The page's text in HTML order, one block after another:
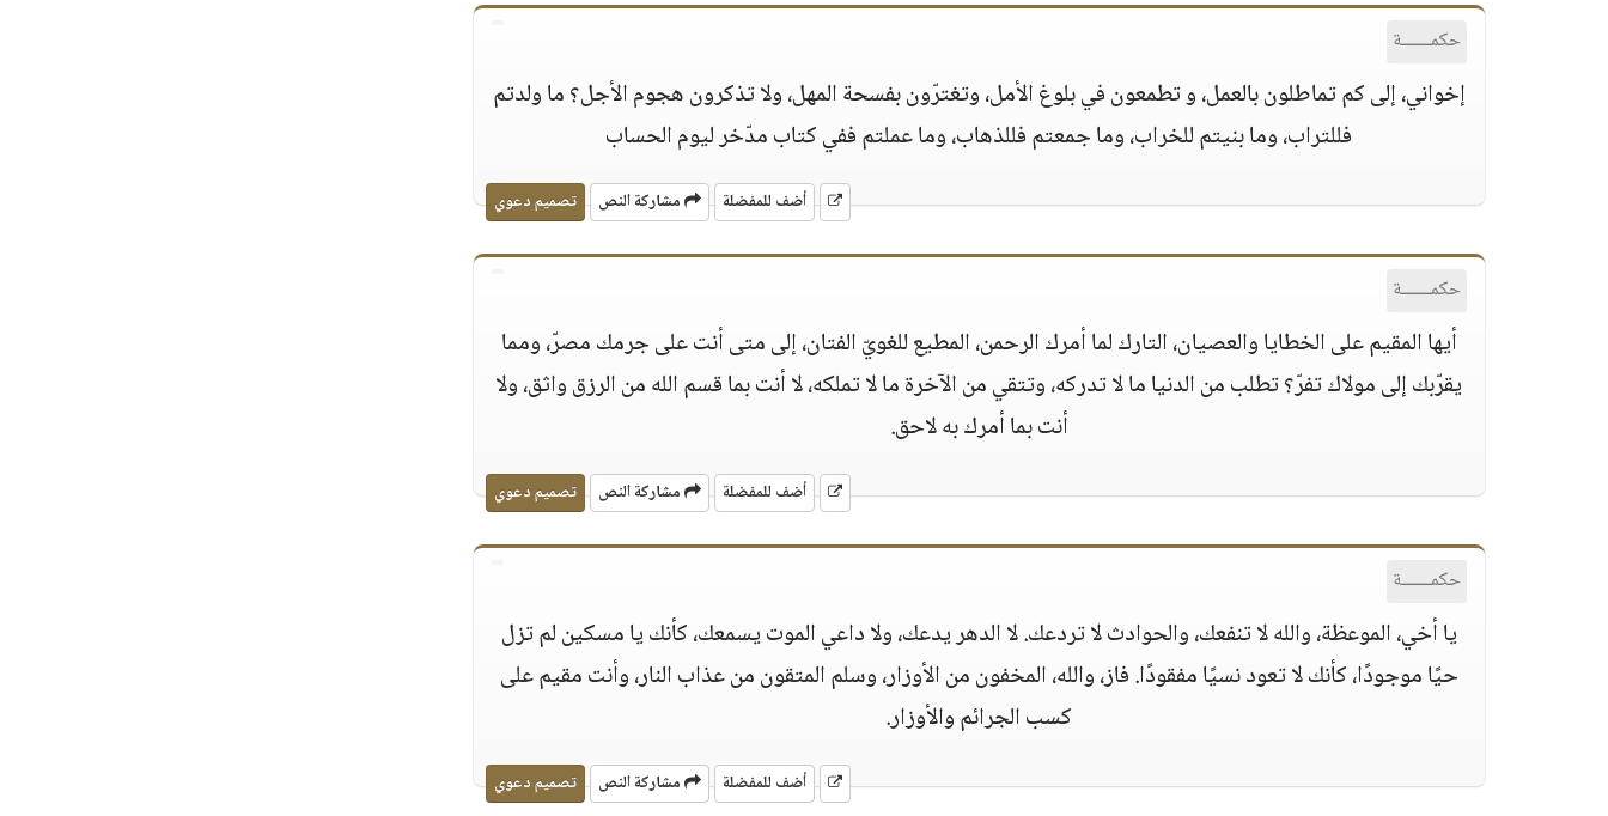
حكمــــــة
إخواني، إلى كم تماطلون بالعمل، و تطمعون في بلوغ الأمل، وتغترّون بفسحة المهل، ولا تذكرون هجوم الأجل‏؟‏ ما ولدتم
فللتراب، وما بنيتم للخراب، وما جمعتم فللذهاب، وما عملتم ففي كتاب مدّخر ليوم الحساب‏
أضف للمفضلة مشاركة النص تصميم دعوي
حكمــــــة
أيها المقيم على الخطايا والعصيان، التارك لما أمرك الرحمن، المطيع للغويّ الفتان، إلى متى أنت على جرمك مصرّ، ومما
يقرّبك إلى مولاك تفرّ‏؟‏ تطلب من الدنيا ما لا تدركه، وتتقي من الآخرة ما لا تملكه، لا أنت بما قسم الله من الرزق واثق، ولا
أنت بما أمرك به لاحق‏.‏
أضف للمفضلة مشاركة النص تصميم دعوي
حكمــــــة
يا أخي، الموعظة، والله لا تنفعك، والحوادث لا تردعك‏.‏ لا الدهر يدعك، ولا داعي الموت يسمعك، كأنك يا مسكين لم تزل
حيًا موجودًا، كأنك لا تعود نسيًا مفقودًا‏.‏ فاز، والله، المخفون من الأوزار، وسلم المتقون من عذاب النار، وأنت مقيم على
كسب الجرائم والأوزار‏.‏
أضف للمفضلة مشاركة النص تصميم دعوي